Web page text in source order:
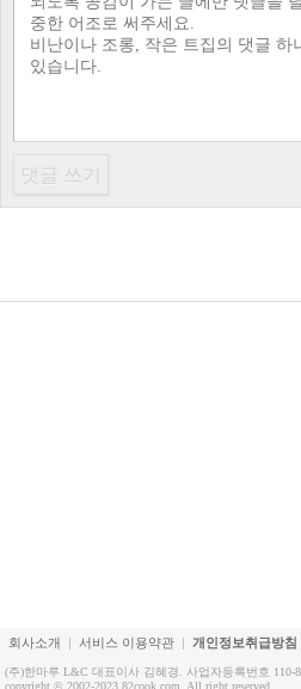
회사소개 서비스 이용약관 개인정보취급방침
(주)한마루 L&C 대표이사 김혜경. 사업자등록번호 110-
copyright © 2002-2023 82cook.com. All right reserved.